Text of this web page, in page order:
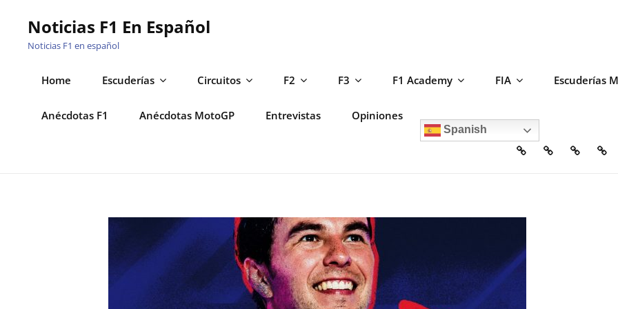
contenido
Noticias F1 En Español
Noticias F1 en español
Home Escuderías Circuitos F2 F3 F1 Academy FIA Escuderías
Anécdotas F1 Anécdotas MotoGP Entrevistas Opiniones
Spanish
HomeEscuderías
Circuitos
F2